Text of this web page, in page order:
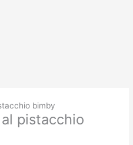
bimby
pistacchio